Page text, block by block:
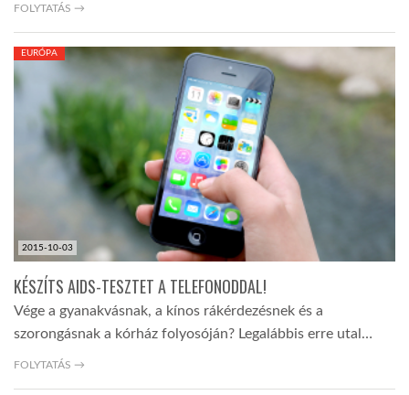
FOLYTATÁS →
2015-10-03
EURÓPA
KÉSZÍTS AIDS-TESZTET A TELEFONODDAL!
Vége a gyanakvásnak, a kínos rákérdezésnek és a
szorongásnak a kórház folyosóján? Legalábbis erre utal…
FOLYTATÁS →